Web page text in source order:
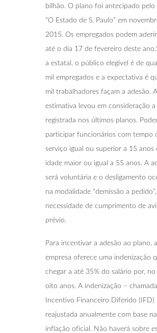
bilhão. O plano foi antecipado pelo
“O Estado de S. Paulo” em
2015. Os empregados podem
até o dia 17 de fevereiro deste
a estatal, o público elegível é de
mil empregados e a expectativa é
mil trabalhadores façam a adesão. A
estimativa levou em consideração a
registrada nos últimos planos.
participar funcionários com tempo
serviço igual ou superior a 15 anos
idade maior ou igual a 55 anos. A
será voluntária e o desligamento
na modalidade “demissão a
necessidade de cumprimento de
prévio.
Para incentivar a adesão ao plano, a
empresa oferece uma indenização
chegar a até 35% do salário por, no
oito anos. A indenização –
Incentivo Financeiro Diferido (IFD)
reajustada anualmente com base na
inflação oficial. Não haverá sobre